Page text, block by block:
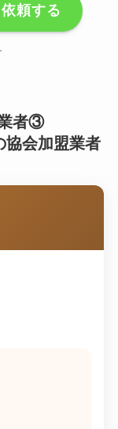
頼する
者③
協会加盟業者